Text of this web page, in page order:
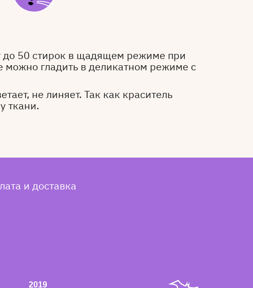
до 50 стирок в щадящем режиме при
можно гладить в деликатном режиме с
не линяет. Так как краситель
ткани.
и доставка